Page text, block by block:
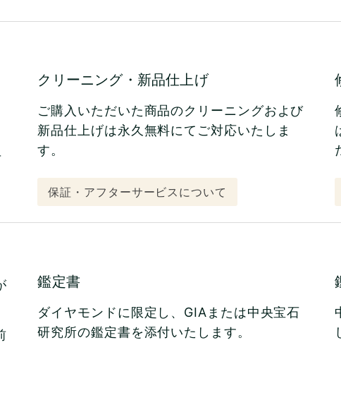
クリーニング・新品仕上げ
ご購入いただいた商品のクリーニングおよび
新品仕上げは永久無料にてご対応いたしま
す。
保証・アフターサービスについて
鑑定書
ダイヤモンドに限定し、GIAまたは中央宝石
研究所の鑑定書を添付いたします。